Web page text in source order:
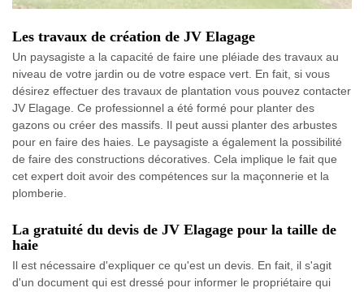
Les travaux de création de JV Elagage
Un paysagiste a la capacité de faire une pléiade des travaux au
niveau de votre jardin ou de votre espace vert. En fait, si vous
désirez effectuer des travaux de plantation vous pouvez contacter
JV Elagage. Ce professionnel a été formé pour planter des
gazons ou créer des massifs. Il peut aussi planter des arbustes
pour en faire des haies. Le paysagiste a également la possibilité
de faire des constructions décoratives. Cela implique le fait que
cet expert doit avoir des compétences sur la maçonnerie et la
plomberie.
La gratuité du devis de JV Elagage pour la taille de
haie
Il est nécessaire d'expliquer ce qu'est un devis. En fait, il s'agit
d'un document qui est dressé pour informer le propriétaire qui